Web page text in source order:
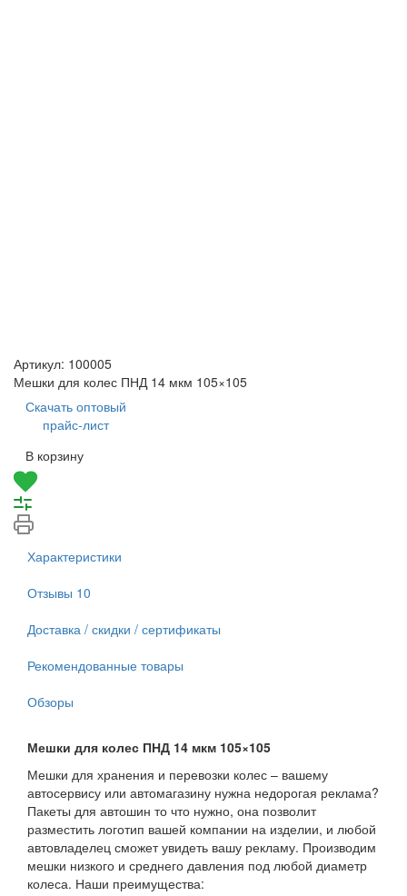
Артикул: 100005
Мешки для колес ПНД 14 мкм 105×105
Скачать оптовый
прайс-лист
В корзину
Характеристики
Отзывы 10
Доставка / скидки / сертификаты
Рекомендованные товары
Обзоры
Мешки для колес ПНД 14 мкм 105×105
Мешки для хранения и перевозки колес – вашему
автосервису или автомагазину нужна недорогая реклама?
Пакеты для автошин то что нужно, она позволит
разместить логотип вашей компании на изделии, и любой
автовладелец сможет увидеть вашу рекламу. Производим
мешки низкого и среднего давления под любой диаметр
колеса. Наши преимущества: